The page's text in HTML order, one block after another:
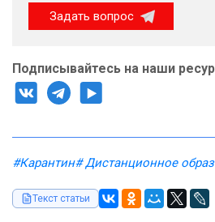
Задать вопрос
Подписывайтесь на наши
#Карантин# Дистанционное
Текст статьи